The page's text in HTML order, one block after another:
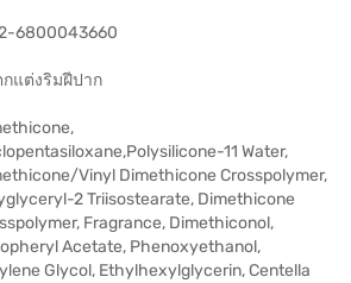
6800043660
แต่งริมฝีปาก
11 Water,
Vinyl Dimethicone Crosspolymer,
2 Triisostearate, Dimethicone
Fragrance, Dimethiconol,
Acetate, Phenoxyethanol,
Glycol, Ethylhexylglycerin, Centella